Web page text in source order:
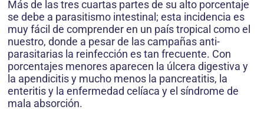
Más de las tres cuartas partes de su alto porcentaje
se debe a parasitismo intestinal; esta incidencia es
muy fácil de comprender en un país tropical como el
nuestro, donde a pesar de las campañas anti-
parasitarias la reinfección es tan frecuente. Con
porcentajes menores aparecen la úlcera digestiva y
la apendicitis y mucho menos la pancreatitis, la
enteritis y la enfermedad celíaca y el síndrome de
mala absorción.